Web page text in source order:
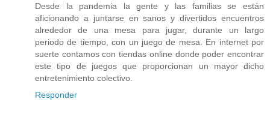
Desde la pandemia la gente y las familias se están
aficionando a juntarse en sanos y divertidos encuentros
alrededor de una mesa para jugar, durante un largo
periodo de tiempo, con un juego de mesa. En internet por
suerte contamos con tiendas online donde poder encontrar
este tipo de juegos que proporcionan un mayor dicho
entretenimiento colectivo.
Responder